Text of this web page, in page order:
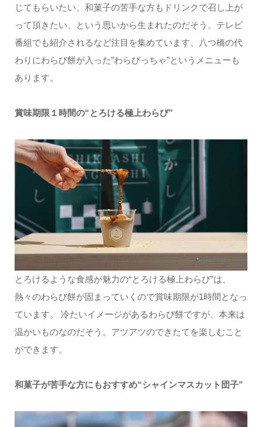
じてもらいたい、和菓子の苦手な方もドリンクで召し上が
って頂きたい、という思いから生まれたのだそう。テレビ
番組でも紹介されるなど注目を集めています。八つ橋の代
わりにわらび餅が入った”わらびっちゃ”というメニューも
あります。
賞味期限１時間の“とろける極上わらび”
とろけるような食感が魅力の“とろける極上わらび”は、
熱々のわらび餅が固まっていくので賞味期限が1時間となっ
ています。 冷たいイメージがあるわらび餅ですが、本来は
温かいものなのだそう。アツアツのできたてを楽しむこと
ができます。
和菓子が苦手な方にもおすすめ“シャインマスカット団子”